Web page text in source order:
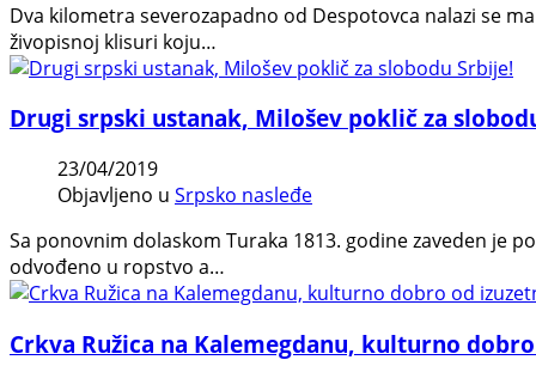
Dva kilometra severozapadno od Despotovca nalazi se
živopisnoj klisuri koju…
Drugi srpski ustanak, Milošev poklič za
23/04/2019
Objavljeno u Srpsko nasleđe
Sa ponovnim dolaskom Turaka 1813. godine zaveden je
odvođeno u ropstvo a…
Crkva Ružica na Kalemegdanu, kulturno